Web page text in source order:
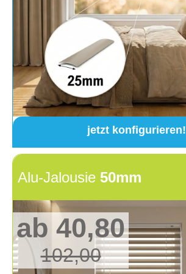
jetzt konfigurieren!
Alu-Jalousie 50mm
ab 40,80
102,00